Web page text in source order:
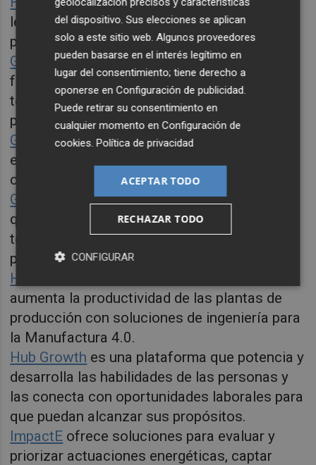
learning en inteligencia artificial generativa
para profesionales del diseño y marketing.
Gambeaes una marca de moda inspirada en
fútbol que ofrece los mejores productos en
tendencia a sus clientes y trabaja junto a los
principales clubes de España y México.
Global Pulses Marketes un marketplace para
el comercio de legumbres y semillas,
conectando oferta y demanda mundial.
Goatedlink
es una marca de ropa disruptiva
que desarrolla prendas que implementan
tecnología con códigos QR y etiquetas NFC
para que el usuario pueda dar un toque único.
Hits Global
aumenta la productividad de las plantas de
producción con soluciones de ingeniería para
la Manufactura 4.0.
Hub Growth es una plataforma que potencia y
desarrolla las habilidades de las personas y
las conecta con oportunidades laborales para
que puedan alcanzar sus propósitos.
ImpactE ofrece soluciones para evaluar y
priorizar actuaciones energéticas, captar
del dispositivo. Sus elecciones se aplican
solo a este sitio web. Algunos proveedores
pueden basarse en el interés legítimo en
lugar del consentimiento; tiene derecho a
oponerse enConfiguración de publicidad.
Puede retirar su consentimiento en
cualquier momento enConfiguración de
cookies.Política de privacidad
ACEPTAR TODO
RECHAZAR TODO
CONFIGURAR